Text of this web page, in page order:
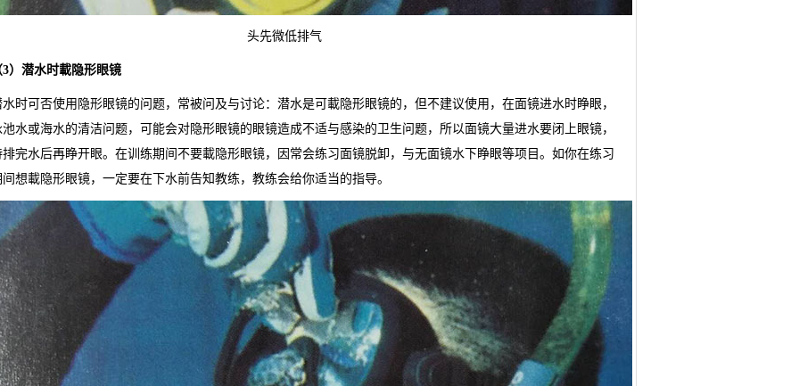
先微低排气
） 潜水时載隐形眼镜
水时可否使用隐形眼镜的问题，常被问及与讨论：潜水是可載隐形眼镜的，但不建议使用，在面镜进水时睁眼，
池水或海水的清洁问题，可能会对隐形眼镜的眼镜造成不适与感染的卫生问题，所以面镜大量进水要闭上眼镜，
排完水后再睁开眼。在训练期间不要載隐形眼镜，因常会练习面镜脱卸，与无面镜水下睁眼等项目。如你在练习
间想載隐形眼镜，一定要在下水前告知教练，教练会给你适当的指导。